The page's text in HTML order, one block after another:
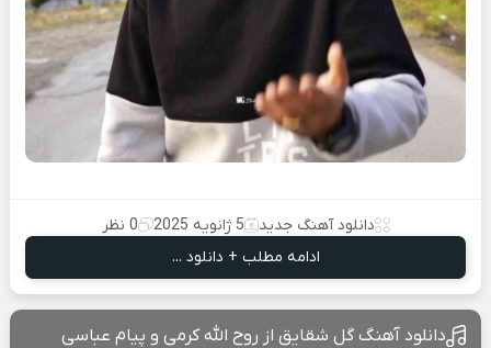
دانلود آهنگ جدید 5 ژانویه 2025
0 نظر
ادامه مطلب + دانلود ...
دانلود آهنگ گل شقایق از روح الله کرمی و پیام عباسی